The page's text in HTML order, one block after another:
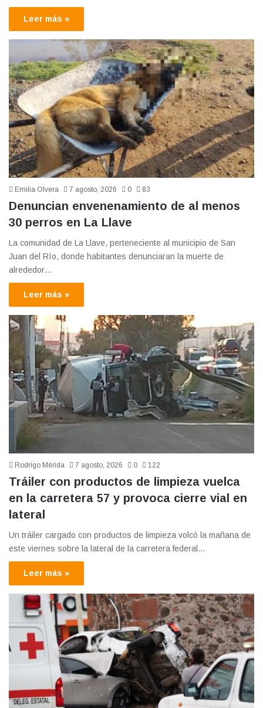
Leer más »
Emilia Olvera 7 agosto, 2026 0 83
Denuncian envenenamiento de al menos
30 perros en La Llave
La comunidad de La Llave, perteneciente al municipio de San
Juan del Río, donde habitantes denunciaran la muerte de
alrededor…
Leer más »
Rodrigo Mérida 7 agosto, 2026 0 122
Tráiler con productos de limpieza vuelca
en la carretera 57 y provoca cierre vial en
lateral
Un tráiler cargado con productos de limpieza volcó la mañana de
este viernes sobre la lateral de la carretera federal…
Leer más »